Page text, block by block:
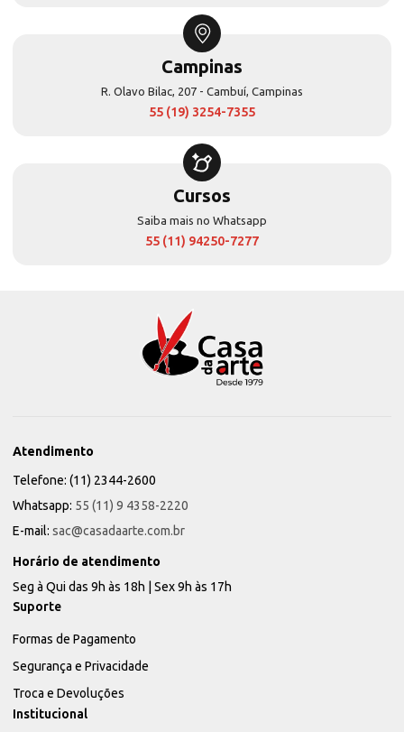
Campinas
R. Olavo Bilac, 207 - Cambuí, Campinas
55 (19) 3254-7355
Cursos
Saiba mais no Whatsapp
55 (11) 94250-7277
Atendimento
Telefone: (11) 2344-2600
Whatsapp: 55 (11) 9 4358-2220
E-mail: sac@casadaarte.com.br
Horário de atendimento
Seg à Qui das 9h às 18h | Sex 9h às 17h
Suporte
Formas de Pagamento
Segurança e Privacidade
Troca e Devoluções
Institucional